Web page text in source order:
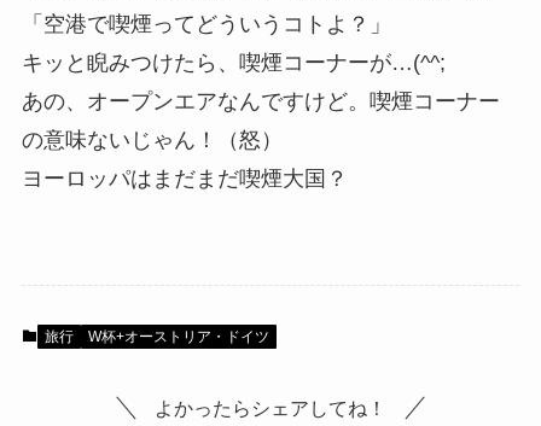
「空港で喫煙ってどういうコトよ？」
キッと睨みつけたら、喫煙コーナーが…(^^;ゞ
あの、オープンエアなんですけど。喫煙コーナー
の意味ないじゃん！（怒）
ヨーロッパはまだまだ喫煙大国？
旅行 W杯+オーストリア・ドイツ
よかったらシェアしてね！